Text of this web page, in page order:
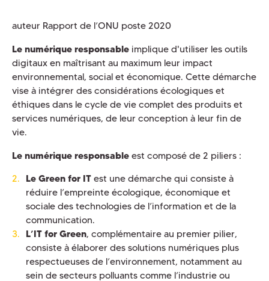
auteur Rapport de l’ONU poste 2020
Le numérique responsableimplique d'utiliser les outils
digitaux en maîtrisant au maximum leur impact
environnemental, social et économique. Cette démarche
vise à intégrer des considérations écologiques et
éthiques dans le cycle de vie complet des produits et
services numériques, de leur conception à leur fin de
vie.
Le numérique responsableest composé de 2 piliers :
Le Green for IT est une démarche qui consiste à
réduire l’empreinte écologique, économique et
sociale des technologies de l’information et de la
communication.
L’IT for Green, complémentaire au premier pilier,
consiste à élaborer des solutions numériques plus
respectueuses de l’environnement, notamment au
sein de secteurs polluants comme l’industrie ou